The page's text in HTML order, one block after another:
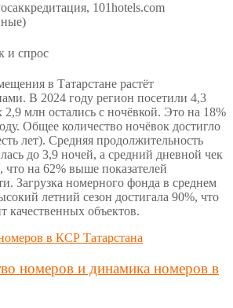
101hotels.com
и спрос
в Татарстане растёт
В 2024 году регион посетили 4,3
млн остались с ночёвкой. Это на 18%
Общее количество ночёвок достигло
лет). Средняя продолжительность
до 3,9 ночей, а средний дневной чек
что на 62% выше показателей
Загрузка номерного фонда в среднем
летний сезон достигала 90%, что
качественных объектов.
номеров и динамика номеров в